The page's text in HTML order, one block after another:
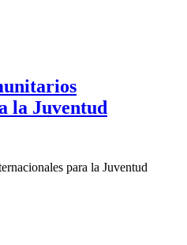
la Juventud
para la Juventud